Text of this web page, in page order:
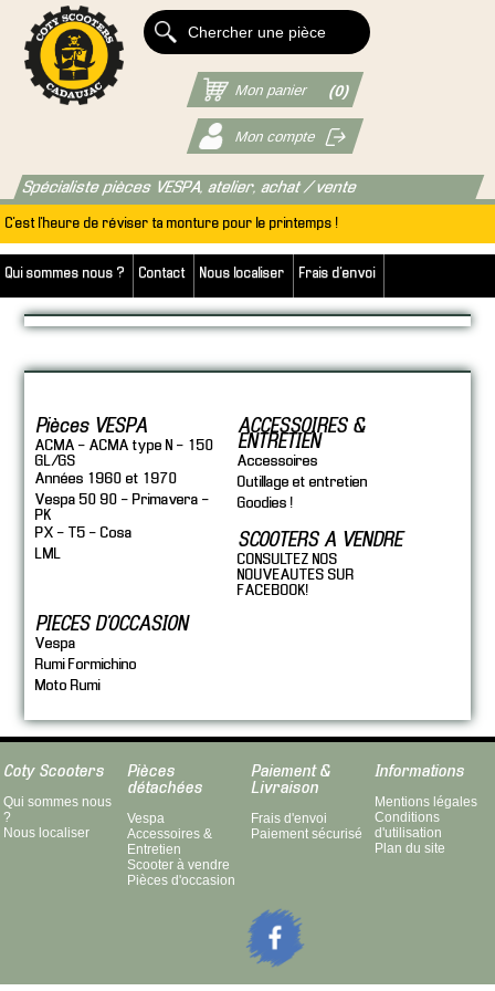
Spécialiste pièces VESPA, atelier, achat / vente
C'est l'heure de réviser ta monture pour le printemps !
Qui sommes nous ? Contact Nous localiser Frais d'envoi
Mon panier (0)
Mon compte
Pièces VESPA
ACMA - ACMA type N - 150
GL/GS
Années 1960 et 1970
Vespa 50 90 - Primavera -
PK
PX - T5 - Cosa
LML
ACCESSOIRES &
ENTRETIEN
Accessoires
Outillage et entretien
Goodies !
SCOOTERS A VENDRE
CONSULTEZ NOS
NOUVEAUTES SUR
FACEBOOK!
PIECES D'OCCASION
Vespa
Rumi Formichino
Moto Rumi
Coty Scooters
Qui sommes nous
?
Nous localiser
Pièces
détachées
Vespa
Accessoires &
Entretien
Scooter à vendre
Pièces d'occasion
Paiement &
Livraison
Frais d'envoi
Paiement sécurisé
Informations
Mentions légales
Conditions
d'utilisation
Plan du site